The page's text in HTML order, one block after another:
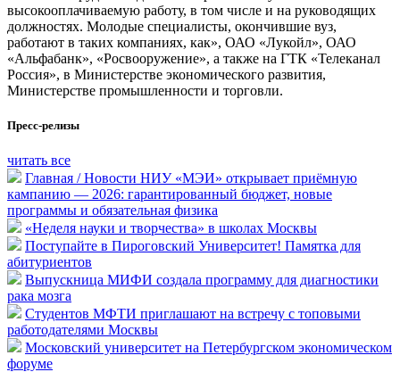
высокооплачиваемую работу, в том числе и на руководящих
должностях. Молодые специалисты, окончившие вуз,
работают в таких компаниях, как», ОАО «Лукойл», ОАО
«Альфабанк», «Росвооружение», а также на ГТК «Телеканал
Россия», в Министерстве экономического развития,
Министерстве промышленности и торговли.
Пресс-релизы
читать все
Главная / Новости НИУ «МЭИ» открывает приёмную
кампанию — 2026: гарантированный бюджет, новые
программы и обязательная физика
«Неделя науки и творчества» в школах Москвы
Поступайте в Пироговский Университет! Памятка для
абитуриентов
Выпускница МИФИ создала программу для диагностики
рака мозга
Студентов МФТИ приглашают на встречу с топовыми
работодателями Москвы
Московский университет на Петербургском экономическом
форуме